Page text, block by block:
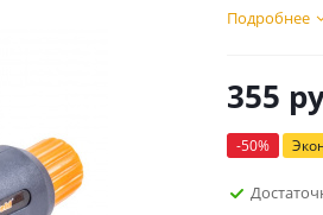
Подробнее
355
-50%